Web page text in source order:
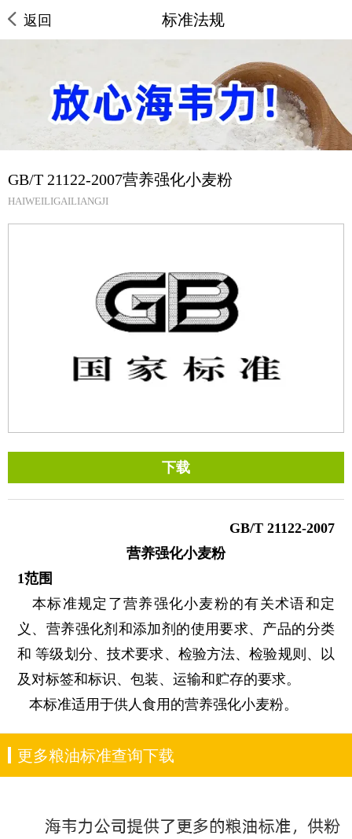
返回 标准法规
GB/T 21122-2007营养强化小麦粉
HAIWEILIGAILIANGJI
下载
GB/T 21122-2007
营养强化小麦粉
1范围
本标准规定了营养强化小麦粉的有关术语和定
义、营养强化剂和添加剂的使用要求、产品的分类
和 等级划分、技术要求、检验方法、检验规则、以
及对标签和标识、包装、运输和贮存的要求。
本标准适用于供人食用的营养强化小麦粉。
更多粮油标准查询下载